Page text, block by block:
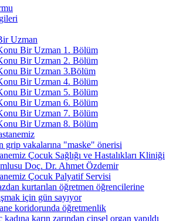
Uzman
Bir Uzman 1. Bölüm
Bir Uzman 2. Bölüm
Bir Uzman 3.Bölüm
Bir Uzman 4. Bölüm
Bir Uzman 5. Bölüm
Bir Uzman 6. Bölüm
Bir Uzman 7. Bölüm
Bir Uzman 8. Bölüm
grip vakalarına "maske" önerisi
Çocuk Sağlığı ve Hastalıkları Kliniği
Doç. Dr. Ahmet Özdemir
Çocuk Palyatif Servisi
kurtarılan öğretmen öğrencilerine
için gün sayıyor
koridorunda öğretmenlik
kadına karın zarından cinsel organ yapıldı